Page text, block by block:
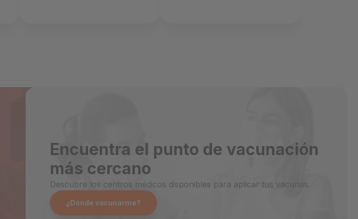
Encuentra el punto de vacunación
más cercano
Descubre los centros médicos disponibles para aplicar tus vacunas.
¿Dónde vacunarme?